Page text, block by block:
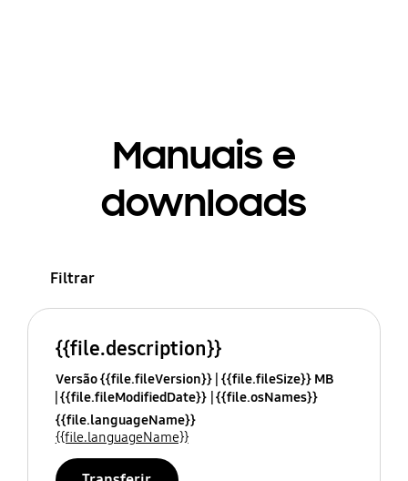
Manuais e
downloads
Filtrar
{{file.description}}
Versão {{file.fileVersion}} {{file.fileSize}} MB
{{file.fileModifiedDate}} {{file.osNames}}
{{file.languageName}}
{{file.languageName}}